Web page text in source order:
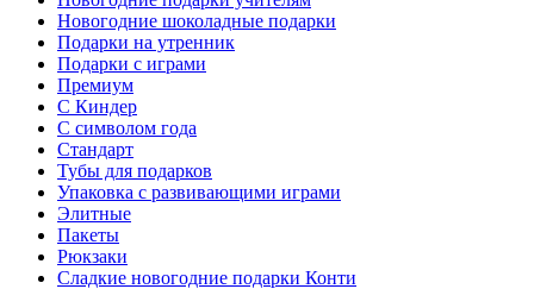
Новогодние шоколадные подарки
Подарки на утренник
Подарки с играми
Премиум
С Киндер
С символом года
Стандарт
Тубы для подарков
Упаковка с развивающими играми
Элитные
Пакеты
Рюкзаки
Сладкие новогодние подарки Конти